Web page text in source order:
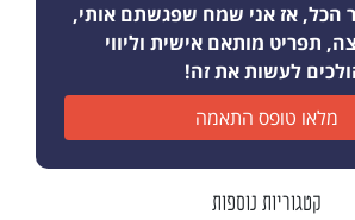
הכל, אז אני שמח שפגשתם אותי,
תפריט מותאם אישית וליווי
לעשות את זה!
מלאו טופס התאמה
קטגוריות נוספות